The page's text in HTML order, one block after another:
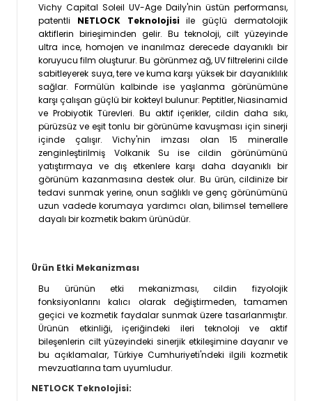
Vichy Capital Soleil UV-Age Daily'nin üstün performansı,
patentli NETLOCK Teknolojisiile güçlü dermatolojik
aktiflerin birieşiminden gelir. Bu teknoloji, cilt yüzeyinde
ultra ince, homojen ve inanılmaz derecede dayanıklı bir
koruyucu film oluşturur. Bu görünmez ağ, UV filtrelerini cilde
sabitleyerek suya, tere ve kuma karşı yüksek bir dayanıklılık
sağlar. Formülün kalbinde ise yaşlanma görünümüne
karşı çalışan güçlü bir kokteyl bulunur: Peptitler, Niasinamid
ve Probiyotik Türevleri. Bu aktif içerikler, cildin daha sıkı,
pürüzsüz ve eşit tonlu bir görünüme kavuşması için sinerji
içinde çalışır. Vichy'nin imzası olan 15 mineralle
zenginleştirilmiş Volkanik Su ise cildin görünümünü
yatıştırmaya ve dış etkenlere karşı daha dayanıklı bir
görünüm kazanmasına destek olur. Bu ürün, cildinize bir
tedavi sunmak yerine, onun sağlıklı ve genç görünümünü
uzun vadede korumaya yardımcı olan, bilimsel temellere
dayalı bir kozmetik bakım ürünüdür.
Ürün Etki Mekanizması
Bu ürünün etki mekanizması, cildin fizyolojik
fonksiyonlarını kalıcı olarak değiştirmeden, tamamen
geçici ve kozmetik faydalar sunmak üzere tasarlanmıştır.
Ürünün etkinliği, içeriğindeki ileri teknoloji ve aktif
bileşenlerin cilt yüzeyindeki sinerjik etkileşimine dayanır ve
bu açıklamalar, Türkiye Cumhuriyeti'ndeki ilgili kozmetik
mevzuatlarına tam uyumludur.
NETLOCK Teknolojisi: